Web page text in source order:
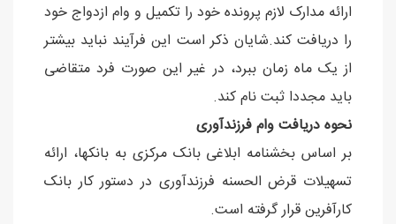
ارائه مدارک لازم پرونده خود را تکمیل و وام ازدواج خود
را دریافت کند.شایان ذکر است این فرآیند نباید بیشتر
از یک ماه زمان ببرد، در غیر این صورت فرد متقاضی
باید مجددا ثبت نام کند.
نحوه دریافت وام فرزندآوری
بر اساس بخشنامه ابلاغی بانک مرکزی به بانکها، ارائه
تسهیلات قرض الحسنه فرزندآوری در دستور کار بانک
کارآفرین قرار گرفته است.